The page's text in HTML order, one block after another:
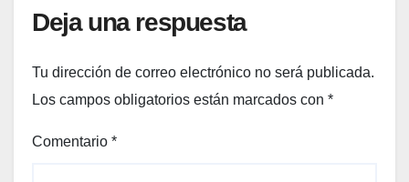
Deja una respuesta
Tu dirección de correo electrónico no será publicada.
Los campos obligatorios están marcados con *
Comentario *